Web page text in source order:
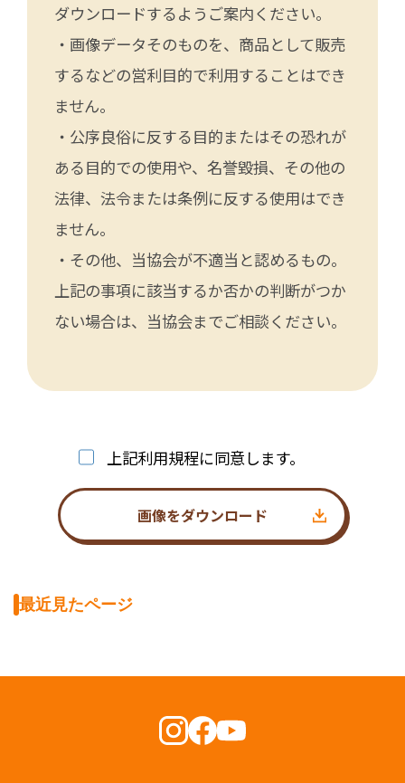
ダウンロードするようご案内ください。
・画像データそのものを、商品として販売
するなどの営利目的で利用することはでき
ません。
・公序良俗に反する目的またはその恐れが
ある目的での使用や、名誉毀損、その他の
法律、法令または条例に反する使用はでき
ません。
・その他、当協会が不適当と認めるもの。
上記の事項に該当するか否かの判断がつか
ない場合は、当協会までご相談ください。
上記利用規程に同意します。
画像をダウンロード
最近見たページ